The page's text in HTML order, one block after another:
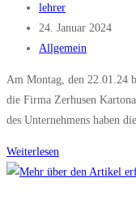
Elterninfo
Beitrags-
Autor:
lehrer
Beitrag
veröffentlicht:
24. Januar 2024
Beitrags-
Allgemein
Am Montag, den 22.01.24
die Firma Zerhusen
des Unternehmens haben
Weiterlesen
bei